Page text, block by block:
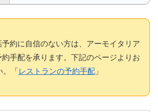
予約に自信のない方は、アーモイタリア
約手配を承ります。下記のページよりお
「 レストランの予約手配 」